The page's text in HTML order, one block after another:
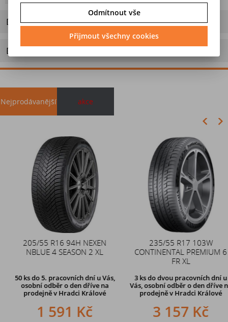
Dotaz na výrobek
Doporučit výrobek
Nejprodávanější akce
205/55 R16 94H NEXEN
NBLUE 4 SEASON 2 XL
50 ks do 5. pracovních dní u Vás,
osobní odběr o den dříve na
prodejněv Hradci Králové
1 591 Kč
235/55 R17 103W
CONTINENTAL PREMIUM 6
FR XL
3 ks do dvou pracovních dní u
Vás, osobní odběr o den dřívena
prodejně v Hradci Králové
3 157 Kč
Duše 12x4 (4.00-4) kovový
zahnutý ventil TR87
242 Kč
Odmítnout vše
Přijmout všechny cookies